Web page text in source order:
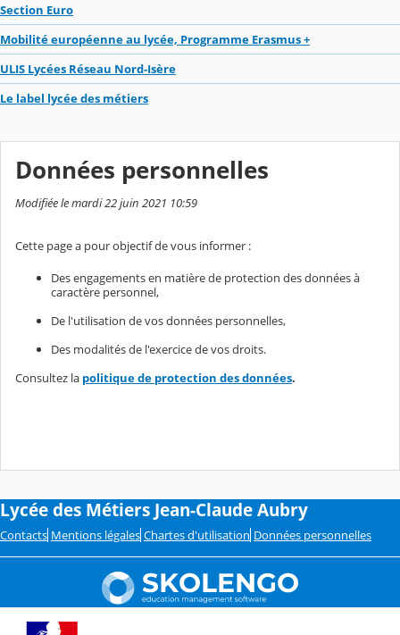
Section Euro
Mobilité européenne au lycée, Programme Erasmus +
ULIS Lycées Réseau Nord-Isère
Le label lycée des métiers
Données personnelles
Modifiée le mardi 22 juin 2021 10:59
Cette page a pour objectif de vous informer :
Des engagements en matière de protection des données à
caractère personnel,
De l'utilisation de vos données personnelles,
Des modalités de l'exercice de vos droits.
Consultez la politique de protection des données.
Lycée des Métiers Jean-Claude Aubry
Contacts Mentions légales Chartes d'utilisation Données personnelles